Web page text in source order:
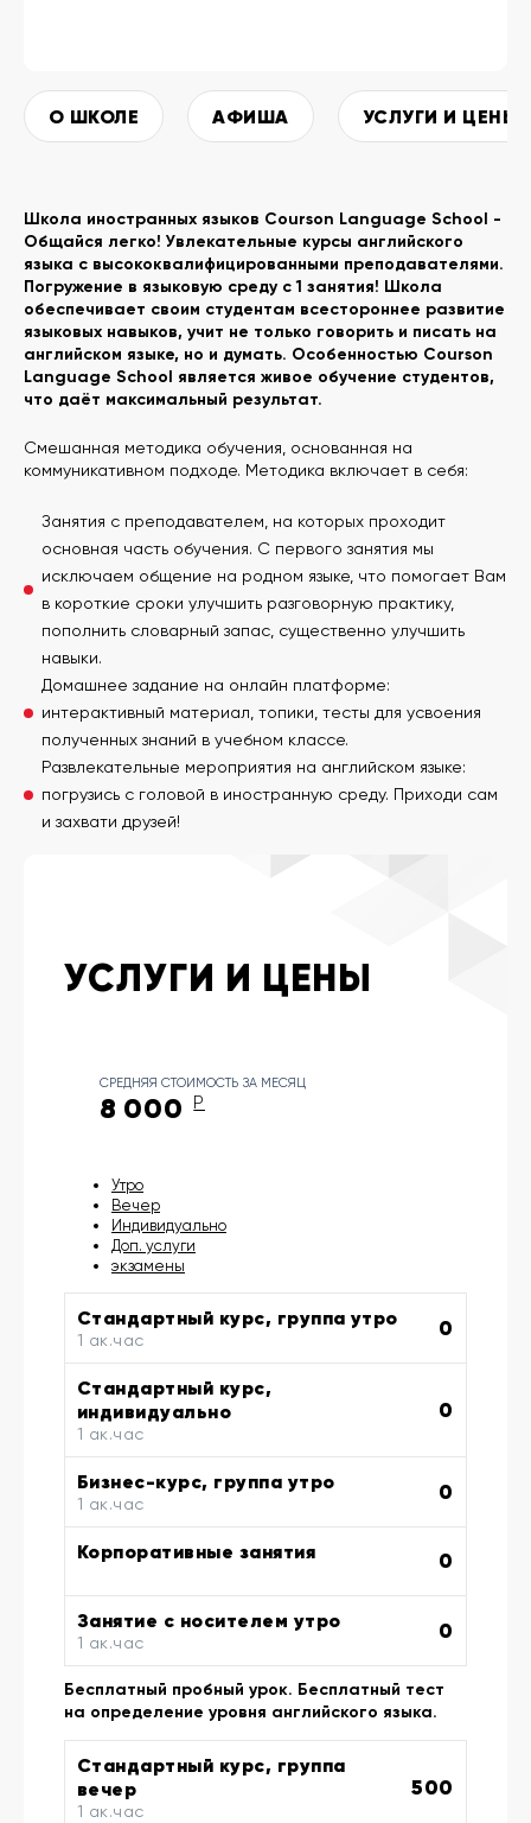
О ШКОЛЕ АФИША УСЛУГИ И ЦЕНЫ
Школа иностранных языков Courson Language School -
Общайся легко! Увлекательные курсы английского
языка с высококвалифицированными преподавателями.
Погружение в языковую среду с 1 занятия! Школа
обеспечивает своим студентам всестороннее развитие
языковых навыков, учит не только говорить и писать на
английском языке, но и думать. Особенностью Courson
Language School является живое обучение студентов,
что даёт максимальный результат.
Смешанная методика обучения, основанная на
коммуникативном подходе. Методика включает в себя:
Занятия с преподавателем, на которых проходит
основная часть обучения. С первого занятия мы
исключаем общение на родном языке, что помогает Вам
в короткие сроки улучшить разговорную практику,
пополнить словарный запас, существенно улучшить
навыки.
Домашнее задание на онлайн платформе:
интерактивный материал, топики, тесты для усвоения
полученных знаний в учебном классе.
Развлекательные мероприятия на английском языке:
погрузись с головой в иностранную среду. Приходи сам
и захвати друзей!
УСЛУГИ И ЦЕНЫ
СРЕДНЯЯ СТОИМОСТЬ ЗА МЕСЯЦ
8 000 Р
Утро
Вечер
Индивидуально
Доп. услуги
экзамены
Стандартный курс, группа утро
1 ак.час 0
Стандартный курс,
индивидуально
1 ак.час
0
Бизнес-курс, группа утро
1 ак.час 0
Корпоративные занятия 0
Занятие с носителем утро
1 ак.час 0
Бесплатный пробный урок. Бесплатный тест
на определение уровня английского языка.
Стандартный курс, группа
вечер
1 ак.час
500